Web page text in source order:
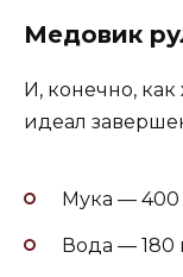
Медовик
И, конечно, как
идеал
Мука — 400
Вода — 180